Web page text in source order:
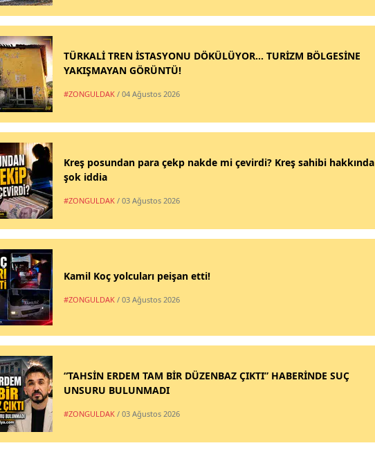
TÜRKALİ TREN İSTASYONU DÖKÜLÜYOR... TURİZM BÖLGESİNE
YAKIŞMAYAN GÖRÜNTÜ!
#ZONGULDAK / 04 Ağustos 2026
Kreş posundan para çekp nakde mi çevirdi? Kreş sahibi hakkında
şok iddia
#ZONGULDAK / 03 Ağustos 2026
Kamil Koç yolcuları peişan etti!
#ZONGULDAK / 03 Ağustos 2026
“TAHSİN ERDEM TAM BİR DÜZENBAZ ÇIKTI” HABERİNDE SUÇ
UNSURU BULUNMADI
#ZONGULDAK / 03 Ağustos 2026